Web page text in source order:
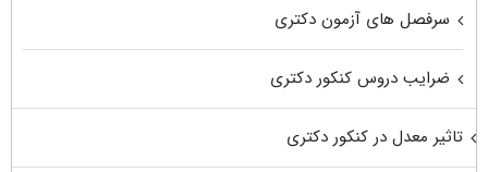
سرفصل های آزمون دکتری
ضرایب دروس کنکور دکتری
تاثیر معدل در کنکور دکتری